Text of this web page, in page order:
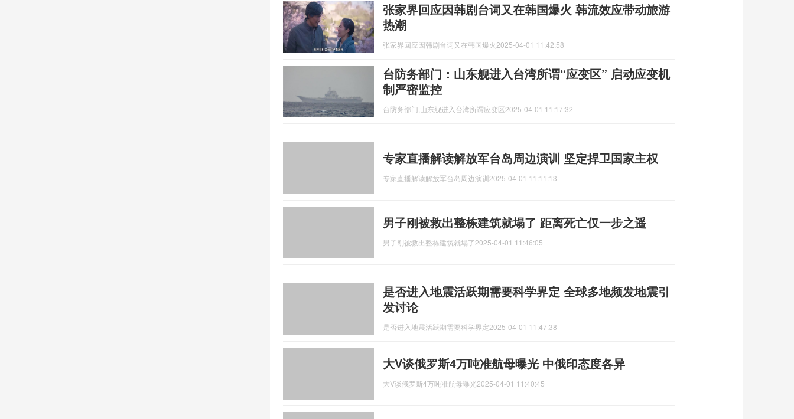
张家界回应因韩剧台词又在韩国爆火 韩流效应带动旅游
热潮
张家界回应因韩剧台词又在韩国爆火2025-04-01 11:42:58
台防务部门：山东舰进入台湾所谓“应变区” 启动应变机
制严密监控
台防务部门,山东舰进入台湾所谓应变区2025-04-01 11:17:32
专家直播解读解放军台岛周边演训 坚定捍卫国家主权
专家直播解读解放军台岛周边演训2025-04-01 11:11:13
男子刚被救出整栋建筑就塌了 距离死亡仅一步之遥
男子刚被救出整栋建筑就塌了2025-04-01 11:46:05
是否进入地震活跃期需要科学界定 全球多地频发地震引
发讨论
是否进入地震活跃期需要科学界定2025-04-01 11:47:38
大V谈俄罗斯4万吨准航母曝光 中俄印态度各异
大V谈俄罗斯4万吨准航母曝光2025-04-01 11:40:45